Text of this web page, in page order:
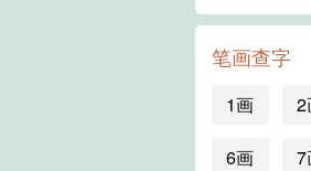
笔画查字
1画 2
6画 7